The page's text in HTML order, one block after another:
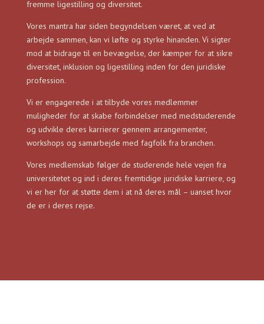
fremme ligestilling og diversitet.
Vores mantra har siden begyndelsen været, at ved at
arbejde sammen, kan vi løfte og styrke hinanden. Vi sigter
mod at bidrage til en bevægelse, der kæmper for at sikre
diversitet, inklusion og ligestilling inden for den juridiske
profession.
Vi er engagerede i at tilbyde vores medlemmer
muligheder for at skabe forbindelser med medstuderende
og udvikle deres karrierer gennem arrangementer,
workshops og samarbejde med fagfolk fra branchen.
Vores medlemskab følger de studerende hele vejen fra
universitetet og ind i deres fremtidige juridiske karriere, og
vi er her for at støtte dem i at nå deres mål – uanset hvor
de er i deres rejse.